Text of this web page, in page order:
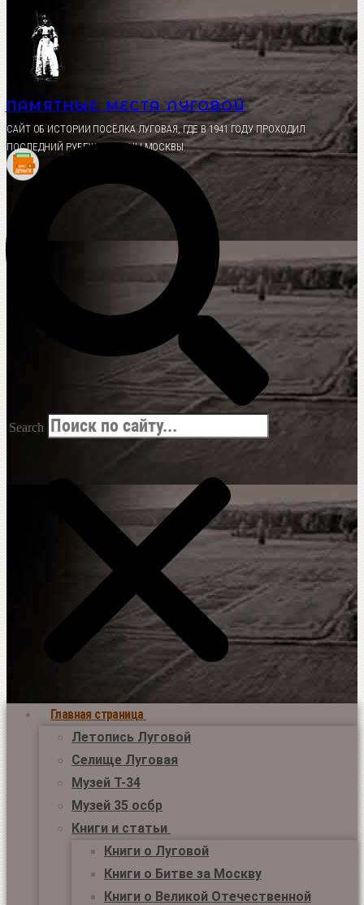
Перейти
содержимому
ПАМЯТНЫЕ МЕСТА ЛУГОВОЙ
CАЙТ ОБ ИСТОРИИ ПОСЁЛКА ЛУГОВАЯ, ГДЕ В 1941 ГОДУ ПРОХОДИЛ
ПОСЛЕДНИЙ РУБЕЖ ОБОРОНЫ МОСКВЫ
Search
Главная страница
Летопись Луговой
Селище Луговая
Музей Т-34
Музей 35 осбр
Книги и статьи
Книги о Луговой
Книги о Битве за Москву
Книги о Великой Отечественной